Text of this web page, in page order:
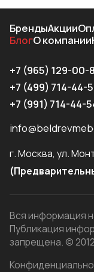
БрендыАкции
БлогО компании
+7 (965) 129-00-
+7 (499) 714-44-
+7 (991) 714-44-
г. Москва, ул.
Вся информация
Публикация
запрещена. ©